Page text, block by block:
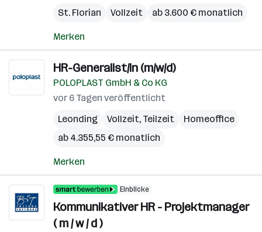
St. Florian
Vollzeit ab 3.600 € monatlich
Merken
HR-Generalist/in (m/w/d)
POLOPLAST GmbH & Co KG
vor 6 Tagen veröffentlicht
Leonding
Vollzeit, Teilzeit
Homeoffice
ab 4.355,55 € monatlich
Merken
Einblicke
Kommunikativer HR - Projektmanager
( m / w / d )